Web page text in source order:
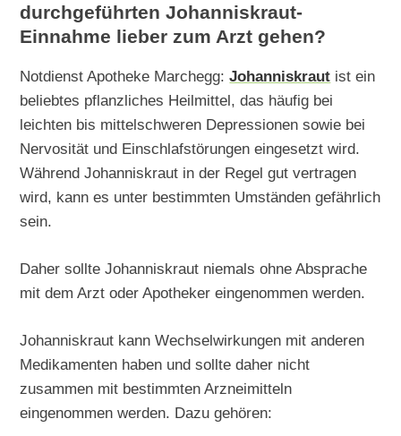
durchgeführten Johanniskraut-
Einnahme lieber zum Arzt gehen?
Notdienst Apotheke Marchegg:Johanniskraut ist ein
beliebtes pflanzliches Heilmittel, das häufig bei
leichten bis mittelschweren Depressionen sowie bei
Nervosität und Einschlafstörungen eingesetzt wird.
Während Johanniskraut in der Regel gut vertragen
wird, kann es unter bestimmten Umständen gefährlich
sein.
Daher sollte Johanniskraut niemals ohne Absprache
mit dem Arzt oder Apotheker eingenommen werden.
Johanniskraut kann Wechselwirkungen mit anderen
Medikamenten haben und sollte daher nicht
zusammen mit bestimmten Arzneimitteln
eingenommen werden. Dazu gehören: